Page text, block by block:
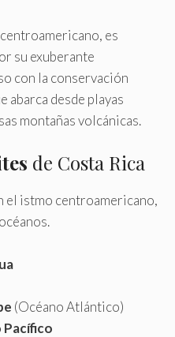
es
su exuberante
con la conservación
abarca desde playas
montañas volcánicas.
de Costa Rica
el istmo centroamericano,
(Océano Atlántico)
Pacífico